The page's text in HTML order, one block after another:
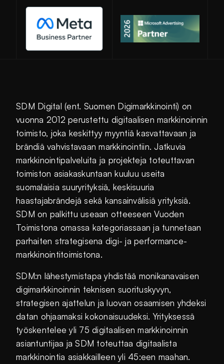
Avautuu uuteen ikkunaan
SDM Digital (ent. Suomen Digimarkkinointi) on
vuonna 2012 perustettu digitaalisen markkinoinnin
toimisto, joka keskittyy myyntiä kasvattavaan ja
brändiä vahvistavaan markkinointiin. Jatkuvia
markkinointipalveluita ja projekteja toteuttavan
toimiston asiakaskuntaan kuuluu useita
suomalaisia suuryrityksiä, keskisuuria
haastajabrändejä sekä kansainvälisiä yrityksiä.
SDM on palkittu useaan otteeseen Vuoden
Toimistona omassa kategoriassaan ja tunnetaan
parhaiten strategisena digi- ja performance-
markkinointitoimistona.
SDM:n lähestymistapa yhdistää monikanavaisen
digimarkkinoinnin teknisen suorituskyvyn,
strategisen ajattelun ja luovan osaamisen yhdeksi
datan ohjaamaksi kokonaisuudeksi. Yrityksessä
työskentelee yli 75 digitaalisen markkinoinnin
asiantuntijaa ja SDM toteuttaa digitaalista
markkinointia asiakkailleen yli 45:een maahan.